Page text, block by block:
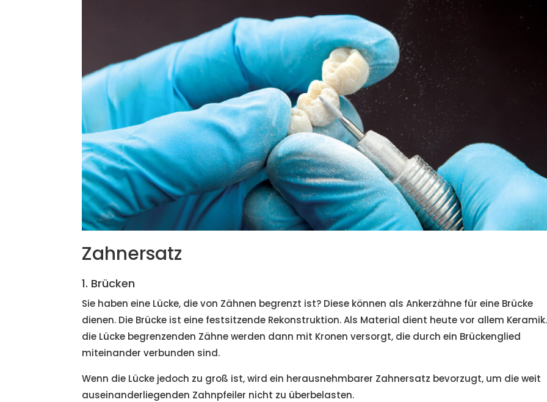
Zahnersatz
1. Brücken
Sie haben eine Lücke, die von Zähnen begrenzt ist? Diese können als Ankerzähne für eine Brücke
dienen. Die Brücke ist eine festsitzende Rekonstruktion. Als Material dient heute vor allem
die Lücke begrenzenden Zähne werden dann mit Kronen versorgt, die durch ein Brückenglied
miteinander verbunden sind.
Wenn die Lücke jedoch zu groß ist, wird ein herausnehmbarer Zahnersatz bevorzugt, um die weit
auseinanderliegenden Zahnpfeiler nicht zu überbelasten.